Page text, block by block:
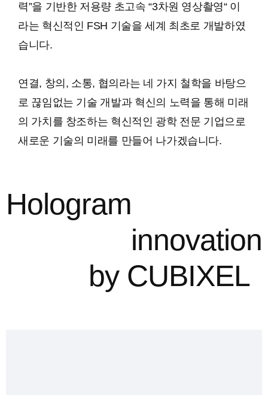
력”을 기반한 저용량 초고속 “3차원 영상촬영“ 이
라는 혁신적인 FSH 기술을 세계 최초로 개발하였
습니다.
연결, 창의, 소통, 협의라는 네 가지 철학을 바탕으
로 끊임없는 기술 개발과 혁신의 노력을 통해 미래
의 가치를 창조하는 혁신적인 광학 전문 기업으로
새로운 기술의 미래를 만들어 나가겠습니다.
Hologram
innovation
by CUBIXEL